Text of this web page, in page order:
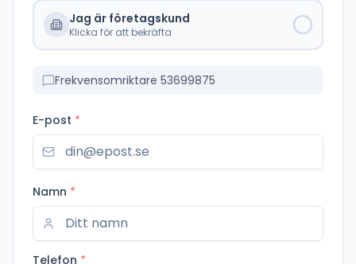
Jag är företagskund
Klicka för att bekräfta
Frekvensomriktare 53699875
E-post *
Namn *
Telefon *